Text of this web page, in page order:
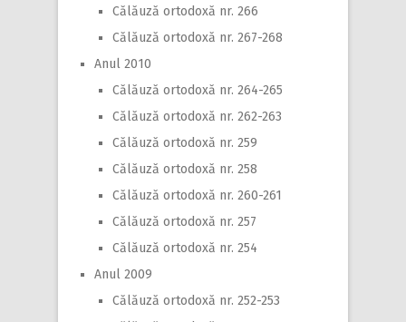
Călăuză ortodoxă nr. 266
Călăuză ortodoxă nr. 267-268
Anul 2010
Călăuză ortodoxă nr. 264-265
Călăuză ortodoxă nr. 262-263
Călăuză ortodoxă nr. 259
Călăuză ortodoxă nr. 258
Călăuză ortodoxă nr. 260-261
Călăuză ortodoxă nr. 257
Călăuză ortodoxă nr. 254
Anul 2009
Călăuză ortodoxă nr. 252-253